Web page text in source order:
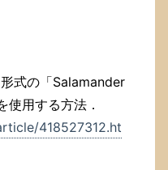
式の「Salamander
用する方法．
418527312.ht